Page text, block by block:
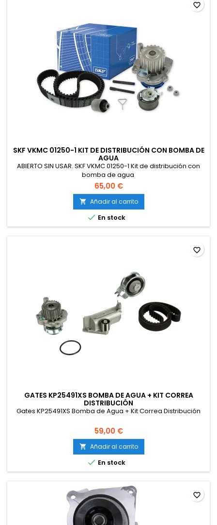
SKF VKMC 01250-1 KIT DE DISTRIBUCIÓN CON BOMBA DE
AGUA
ABIERTO SIN USAR. SKF VKMC 01250-1 Kit de distribución con
bomba de agua
65,00 €
 Añadir al carrito
 En stock
favorite_border
GATES KP25491XS BOMBA DE AGUA + KIT CORREA
DISTRIBUCIÓN
Gates KP25491XS Bomba de Agua + Kit Correa Distribución
59,00 €
 Añadir al carrito
 En stock
favorite_border
favorite_border